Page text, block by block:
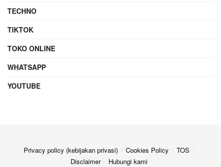
TECHNO
TIKTOK
TOKO ONLINE
WHATSAPP
YOUTUBE
Privacy policy (kebijakan privasi) Cookies Policy
TOS
Disclaimer
Hubungi kami